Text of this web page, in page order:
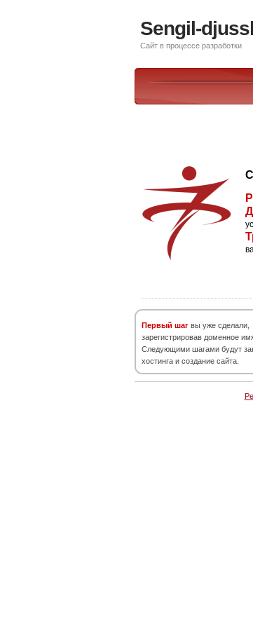
Sengil-
Сайт в процессе разработки
Первый шаг вы уже сделали,
зарегистрировав доменное
Следующими шагами будут
хостинга и создание сайта.